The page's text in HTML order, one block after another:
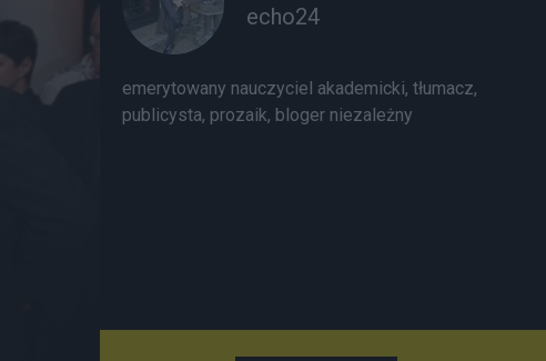
echo24
emerytowany nauczyciel akademicki, tłumacz,
publicysta, prozaik, bloger niezależny